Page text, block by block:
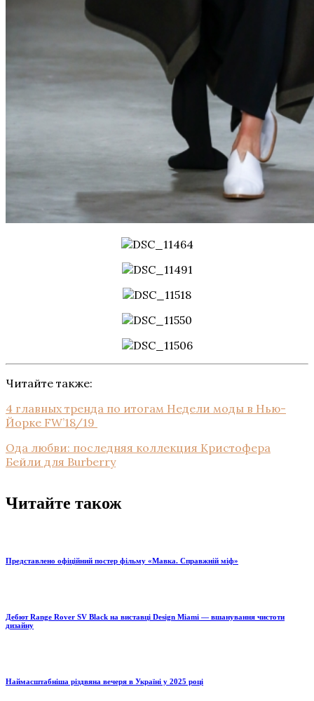
Читайте также:
4 главных тренда по итогам Недели моды в Нью-
Йорке FW’18/19
Ода любви: последняя коллекция Кристофера
Бейли для Burberry
Читайте також
Представлено офіційний постер фільму «Мавка. Справжній міф»
Дебют Range Rover SV Black на виставці Design Miami — вшанування чистоти
дизайну
Наймасштабніша різдвяна вечеря в Україні у 2025 році